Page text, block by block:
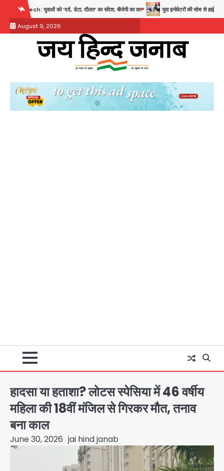
content
‘दर्द, डेटा, दौलत’ का संदेश, बीजेपी का वार युवा इनोवेटरों की सोच से हाईटेक होगी दिल्ली पुलिस
August 9, 2026
हादसा या हताशा? लोटस स्पेसिया में 46 वर्षीय
महिला की 18वीं मंजिल से गिरकर मौत, तनाव
बना काल
June 30, 2026 jai hind janab